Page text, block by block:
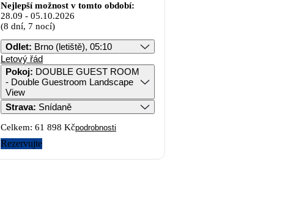
Nejlepší možnost v tomto období:
28.09 - 05.10.2026
(8 dní, 7 nocí)
Odlet: Brno (letiště), 05:10
Letový řád
Pokoj: DOUBLE GUEST ROOM
- Double Guestroom Landscape
View
Strava: Snídaně
Celkem: 61 898 Kčpodrobnosti
Rezervujte